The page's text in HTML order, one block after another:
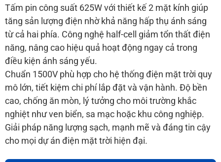
Tấm pin công suất 625W với thiết kế 2 mặt kính giúp
tăng sản lượng điện nhờ khả năng hấp thụ ánh sáng
từ cả hai phía. Công nghệ half-cell giảm tổn thất điện
năng, nâng cao hiệu quả hoạt động ngay cả trong
điều kiện ánh sáng yếu.
Chuẩn 1500V phù hợp cho hệ thống điện mặt trời quy
mô lớn, tiết kiệm chi phí lắp đặt và vận hành. Độ bền
cao, chống ăn mòn, lý tưởng cho môi trường khắc
nghiệt như ven biển, sa mạc hoặc khu công nghiệp.
Giải pháp năng lượng sạch, mạnh mẽ và đáng tin cậy
cho mọi dự án điện mặt trời hiện đại.